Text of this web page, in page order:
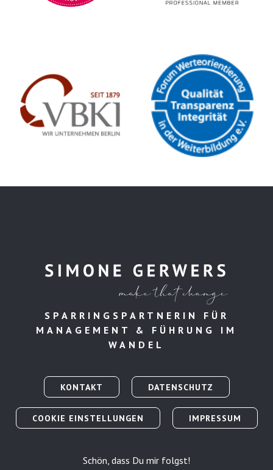
SPARRINGSPARTNERIN FÜR
MANAGEMENT & FÜHRUNG IM
WANDEL
KONTAKT DATENSCHUTZ
COOKIE EINSTELLUNGEN IMPRESSUM
Schön, dass Du mir folgst!